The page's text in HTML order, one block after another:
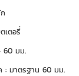
เตอรี่
60 มม.
: มาตรฐาน 60 มม.